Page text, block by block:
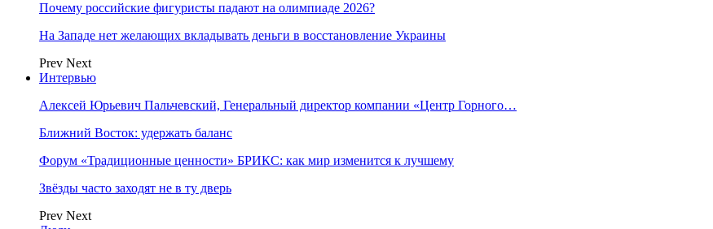
Почему российские фигуристы падают на олимпиаде 2026?
На Западе нет желающих вкладывать деньги в восстановление Украины
Prev Next
Интервью
Алексей Юрьевич Пальчевский, Генеральный директор компании «Центр Горного…
Ближний Восток: удержать баланс
Форум «Традиционные ценности» БРИКС: как мир изменится к лучшему
Звёзды часто заходят не в ту дверь
Prev Next